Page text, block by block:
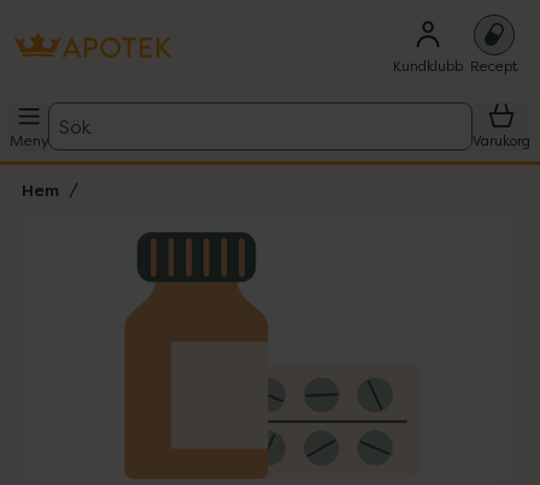
Kundklubb Recept
Meny
Sök
Varukorg
Hem
Lista: . Innehåller 1 objekt.